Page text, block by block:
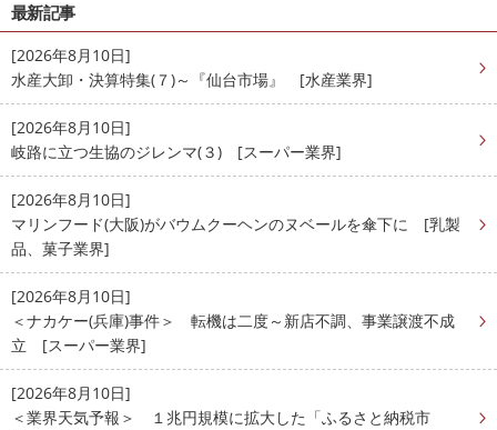
最新記事
[2026年8月10日]
水産大卸・決算特集(７)～『仙台市場』 [水産業界]
[2026年8月10日]
岐路に立つ生協のジレンマ(３) [スーパー業界]
[2026年8月10日]
マリンフード(大阪)がバウムクーヘンのヌベールを傘下に [乳製
品、菓子業界]
[2026年8月10日]
＜ナカケー(兵庫)事件＞ 転機は二度～新店不調、事業譲渡不成
立 [スーパー業界]
[2026年8月10日]
＜業界天気予報＞ １兆円規模に拡大した「ふるさと納税市